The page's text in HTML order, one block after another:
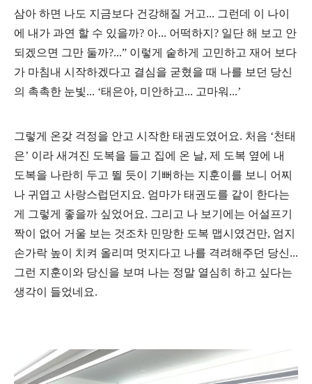
삼아 하면 나도 지금보다 건강해질 거고... 그런데 이 나이
에 내가 과연 할 수 있을까? 아... 어떡하지? 일단 해 보고 안
되겠으면 그만 둘까?...” 이렇게 숱하게 고민하고 재어 보다
가 마침내 시작하겠다고 결심을 굳혔을 때 나를 보던 당신
의 촉촉한 눈빛... ‘태은아, 미안하고... 고마워...’
그렇게 온갖 걱정을 안고 시작한 태권도였어요. 처음 ‘천태
은’ 이라 새겨진 도복을 들고 집에 온 날, 제 도복 옆에 내
도복을 나란히 두고 뛸 듯이 기뻐하는 지훈이를 보니 어찌
나 귀엽고 사랑스럽던지요. 엄마가 태권도를 같이 한다는
게 그렇게 좋을까 싶었어요. 그리고 나 보기에는 어설프기
짝이 없어 거울 보는 것조차 민망한 도복 맵시였건만, 엄지
손가락 높이 치켜 올리며 멋지다고 나를 격려해주던 당신...
그런 지훈이와 당신을 보며 나는 정말 열심히 하고 싶다는
생각이 들었네요.